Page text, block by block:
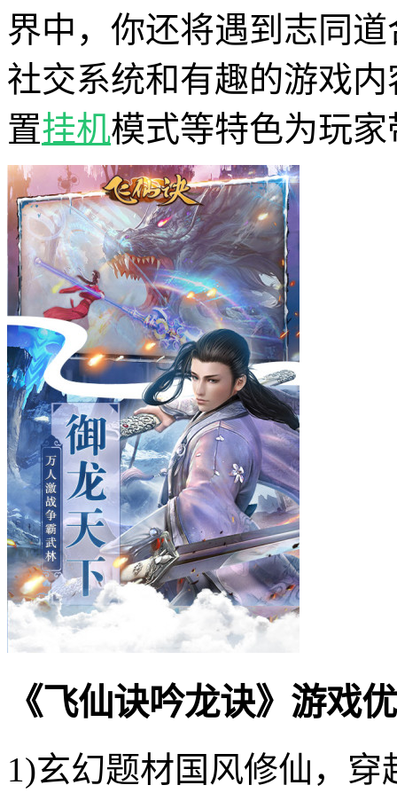
界中，你还将遇到志同
社交系统和有趣的游戏
置挂机模式等特色为玩
《飞仙诀吟龙诀》游戏
1)玄幻题材国风修仙，